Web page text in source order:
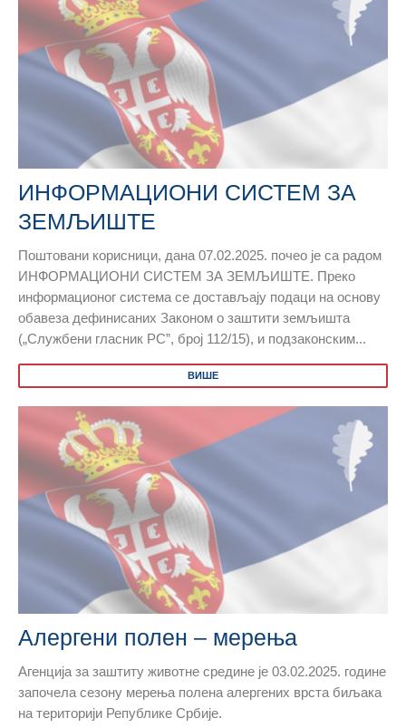
ИНФОРМАЦИОНИ СИСТЕМ ЗА
ЗЕМЉИШТЕ
Поштовани корисници, дана 07.02.2025. почео је са радом
ИНФОРМАЦИОНИ СИСТЕМ ЗА ЗЕМЉИШТЕ. Преко
информационог система се достављају подаци на основу
обавеза дефинисаних Законом о заштити земљишта
(„Службени гласник РС”, број 112/15), и подзаконским...
ВИШЕ
Алергени полен – мерења
Агенција за заштиту животне средине је 03.02.2025. године
започела сезону мерења полена алергених врста биљака
на територији Републике Србије.